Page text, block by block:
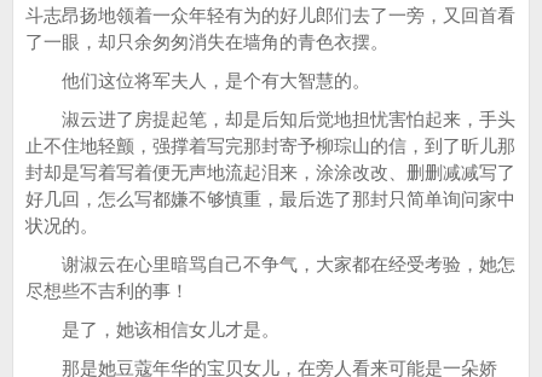
斗志昂扬地领着一众年轻有为的好儿郎们去了一旁，又回首看
了一眼，却只余匆匆消失在墙角的青色衣摆。
他们这位将军夫人，是个有大智慧的。
淑云进了房提起笔，却是后知后觉地担忧害怕起来，手头
止不住地轻颤，强撑着写完那封寄予柳琮山的信，到了昕儿那
封却是写着写着便无声地流起泪来，涂涂改改、删删减减写了
好几回，怎么写都嫌不够慎重，最后选了那封只简单询问家中
状况的。
谢淑云在心里暗骂自己不争气，大家都在经受考验，她怎
尽想些不吉利的事！
是了，她该相信女儿才是。
那是她豆蔻年华的宝贝女儿，在旁人看来可能是一朵娇